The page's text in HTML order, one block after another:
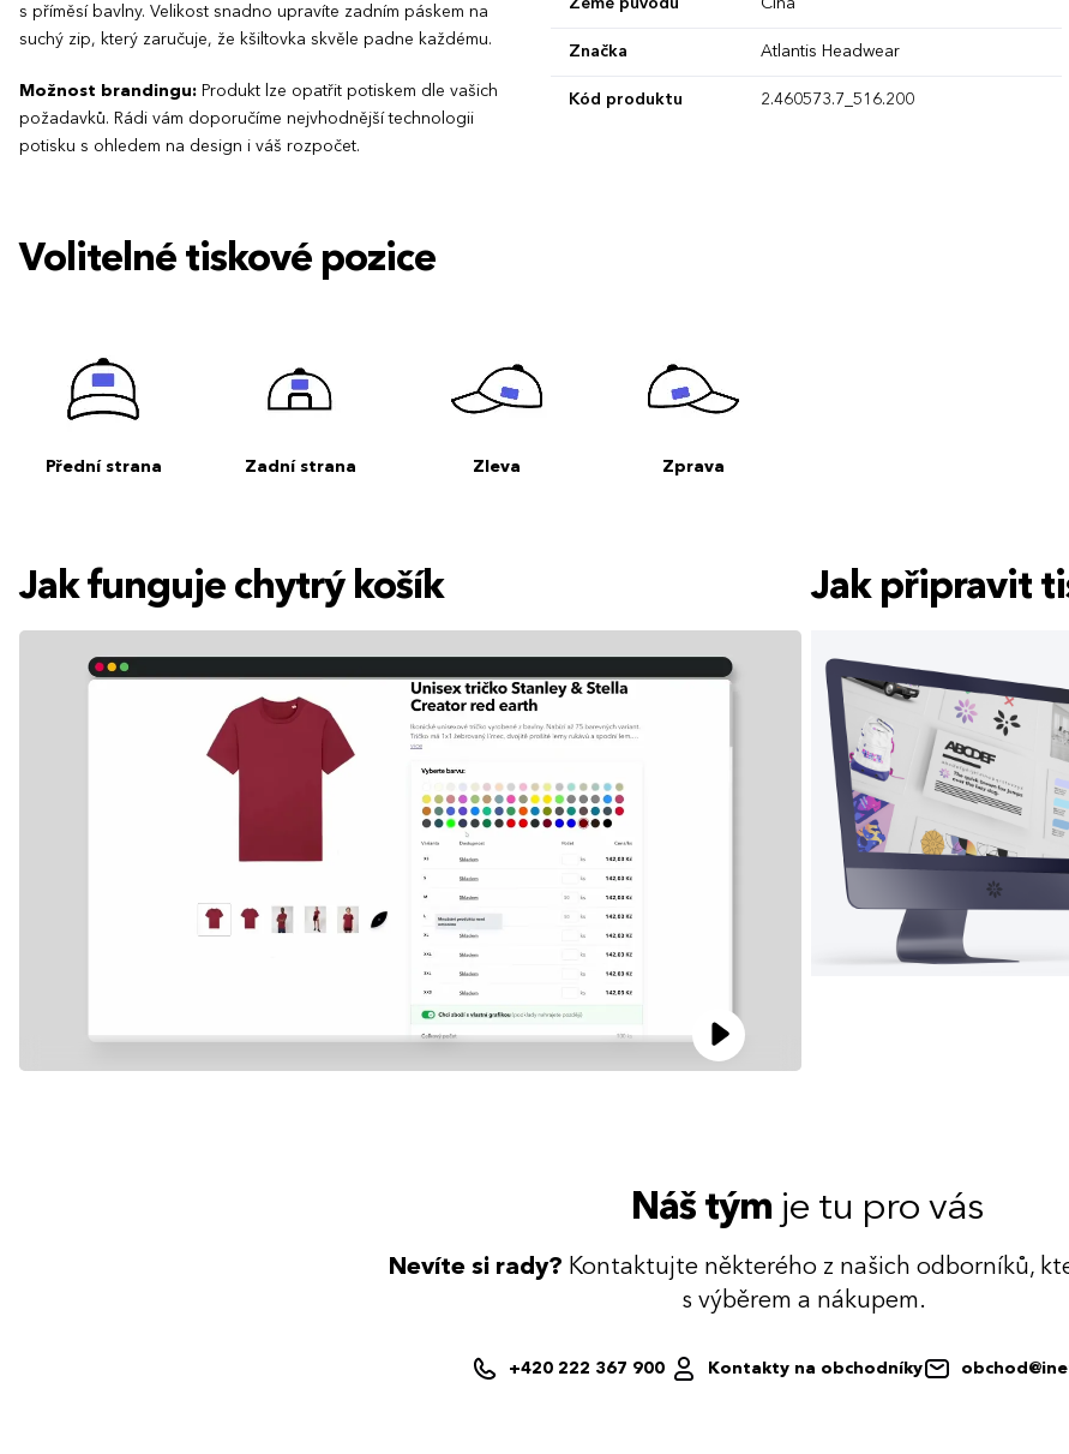
s příměsí bavlny. Velikost snadno upravíte zadním páskem na
suchý zip, který zaručuje, že kšiltovka skvěle padne každému.
Možnost brandingu: Produkt lze opatřit potiskem dle vašich
požadavků. Rádi vám doporučíme nejvhodnější technologii
potisku s ohledem na design i váš rozpočet.
Země původu Čína
Značka Atlantis Headwear
Kód produktu 2.460573.7_516.200
Volitelné tiskové pozice
Přední strana Zadní strana Zleva Zprava
Jak funguje chytrý košík Jak připravit
Náš tým je tu pro vás
Nevíte si rady? Kontaktujte některého z našich odborníků,
s výběrem a nákupem.
+420 222 367 900 Kontakty na obchodníky